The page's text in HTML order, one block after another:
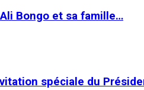
Bongo et sa famille…
spéciale du